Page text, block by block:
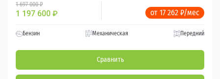
1 697 000 ₽
1 197 600 ₽ от 17 262 ₽/мес
Бензин Механическая Передний
Сравнить